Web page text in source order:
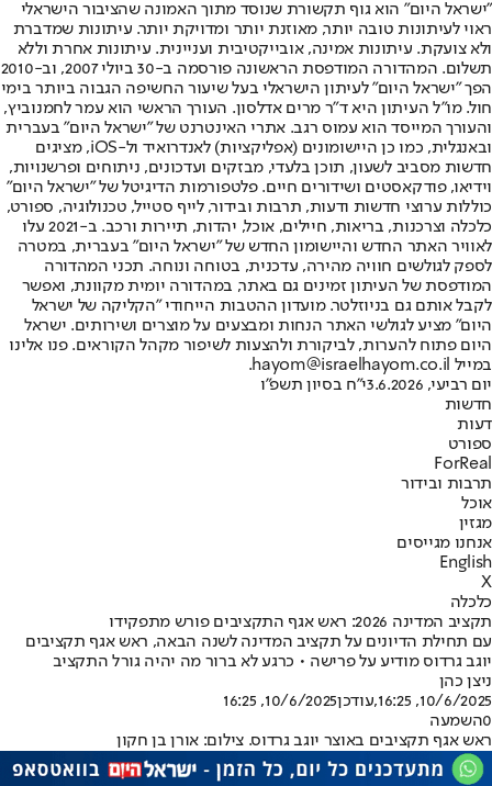
"ישראל היום" הוא גוף תקשורת שנוסד מתוך האמונה שהציבור הישראלי
ראוי לעיתונות טובה יותר, מאוזנת יותר ומדויקת יותר. עיתונות שמדברת
ולא צועקת. עיתונות אמינה, אובייקטיבית ועניינית. עיתונות אחרת וללא
תשלום. המהדורה המודפסת הראשונה פורסמה ב-30 ביולי 2007, וב-2010
הפך "ישראל היום" לעיתון הישראלי בעל שיעור החשיפה הגבוה ביותר בימי
חול. מו"ל העיתון היא ד"ר מרים אדלסון. העורך הראשי הוא עמר לחמנוביץ,
והעורך המייסד הוא עמוס רגב. אתרי האינטרנט של "ישראל היום" בעברית
ובאנגלית, כמו כן היישומונים (אפליקציות) לאנדרואיד ול-iOS, מציגים
חדשות מסביב לשעון, תוכן בלעדי, מבזקים ועדכונים, ניתוחים ופרשנויות,
וידיאו, פודקאסטים ושידורים חיים. פלטפורמות הדיגיטל של "ישראל היום"
כוללות ערוצי חדשות ודעות, תרבות ובידור, לייף סטייל, טכנולוגיה, ספורט,
כלכלה וצרכנות, בריאות, חיילים, אוכל, יהדות, תיירות ורכב. ב-2021 עלו
לאוויר האתר החדש והיישומון החדש של "ישראל היום" בעברית, במטרה
לספק לגולשים חוויה מהירה, עדכנית, בטוחה ונוחה. תכני המהדורה
המודפסת של העיתון זמינים גם באתר, במהדורה יומית מקוונת, ואפשר
לקבל אותם גם בניוזלטר. מועדון ההטבות הייחודי "הקליקה של ישראל
היום" מציע לגולשי האתר הנחות ומבצעים על מוצרים ושירותים. ישראל
היום פתוח להערות, לביקורת ולהצעות לשיפור מקהל הקוראים. פנו אלינו
במייל hayom@israelhayom.co.il.
יום רביעי, 3.6.2026
י"ח בסיון תשפ"ו
חדשות
דעות
ספורט
ForReal
תרבות ובידור
אוכל
מגזין
אנחנו מגייסים
English
X
כלכלה
תקציב המדינה 2026: ראש אגף התקציבים פורש מתפקידו
עם תחילת הדיונים על תקציב המדינה לשנה הבאה, ראש אגף תקציבים
יוגב גרדוס מודיע על פרישה • כרגע לא ברור מה יהיה גורל התקציב
ניצן כהן
10/6/2025, 16:25
,עודכן10/6/2025, 16:25
0השמעה
ראש אגף תקציבים באוצר יוגב גרדוס. צילום: אורן בן חקון